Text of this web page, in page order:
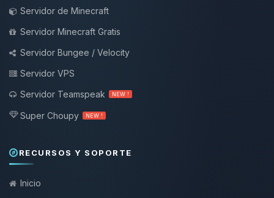
Servidor de Minecraft
Servidor Minecraft Gratis
Servidor Bungee / Velocity
Servidor VPS
Servidor Teamspeak
NEW !
Super Choupy NEW !
RECURSOS Y SOPORTE
Inicio